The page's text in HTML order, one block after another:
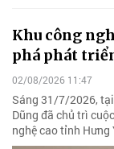
Khu công
phá phát
02/08/2026 11:47
Sáng 31/7/2026,
Dũng đã chủ trì
nghệ cao tỉnh Hưng